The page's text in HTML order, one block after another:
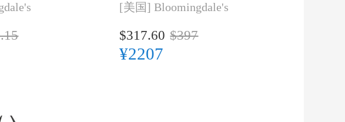
[美国] Bloomingdale's
$317.60 $397
¥2207